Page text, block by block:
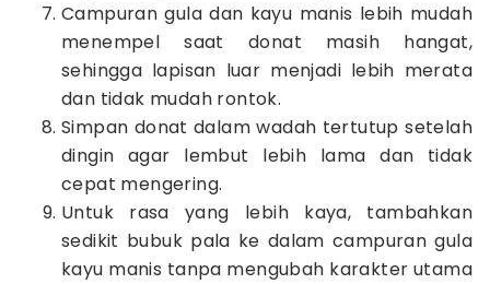
Campuran gula dan kayu manis lebih mudah
menempel saat donat masih hangat,
sehingga lapisan luar menjadi lebih merata
dan tidak mudah rontok.
Simpan donat dalam wadah tertutup setelah
dingin agar lembut lebih lama dan tidak
cepat mengering.
Untuk rasa yang lebih kaya, tambahkan
sedikit bubuk pala ke dalam campuran gula
kayu manis tanpa mengubah karakter utama